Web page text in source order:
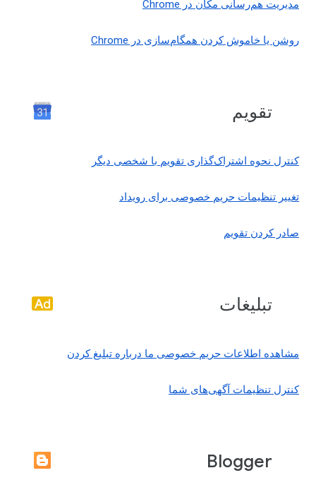
مدیریت هم‌رسانی مکان در Chrome
روشن یا خاموش کردن همگام‌سازی در Chrome
تقویم
کنترل نحوه اشتراک‌گذاری تقویم با شخصی دیگر
تغییر تنظیمات حریم خصوصی برای رویداد
صادر کردن تقویم
تبلیغات
مشاهده اطلاعات حریم خصوصی ما درباره تبلیغ کردن
کنترل تنظیمات آگهی‌های شما
Blogger